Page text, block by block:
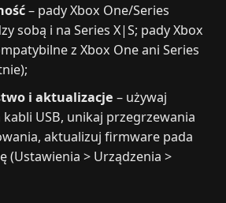
– pady Xbox One/Series
sobą i na Series X|S; pady Xbox
z Xbox One ani Series
i aktualizacje – używaj
USB, unikaj przegrzewania
aktualizuj firmware pada
(Ustawienia > Urządzenia >